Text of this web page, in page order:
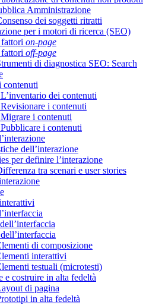
Amministrazione
dei soggetti ritratti
per i motori di ricerca (SEO)
on-page
off-page
di diagnostica SEO: Search
contenuti
dei contenuti
i contenuti
i contenuti
i contenuti
dell’interazione
per definire l’interazione
tra scenari e user stories
di composizione
interattivi
testuali (microtesti)
e costruire in alta fedeltà
di pagina
in alta fedeltà